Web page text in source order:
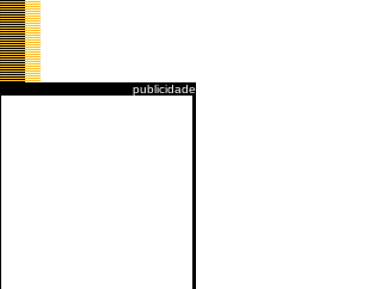
publicidade